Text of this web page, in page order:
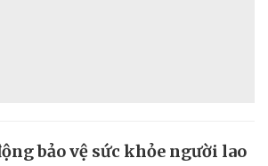
bảo vệ sức khỏe người lao